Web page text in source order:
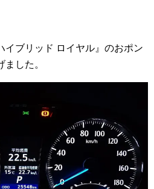
イブリッド ロイヤル』のおポン
した。